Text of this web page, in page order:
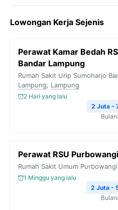
e
o
k
t
e
e
r
a
m
t
A
y
i
Lowongan Kerja Sejenis
Perawat Kamar Bedah
Bandar Lampung
Rumah Sakit Urip Sumoharjo
Lampung, Lampung
2 Hari yang lalu
2 Juta -
Perawat RSU Purbowangi
Rumah Sakit Umum Purbowangi
1 Minggu yang lalu
2 Juta -